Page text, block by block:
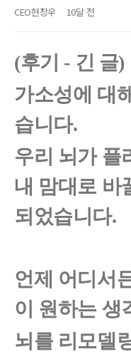
CEO현창우 10달 전
(후기 - 긴 글)
가소성에 대
습니다.
우리 뇌가 플
내 맘대로 바
되었습니다.
언제 어디서
이 원하는 생
뇌를 리모델